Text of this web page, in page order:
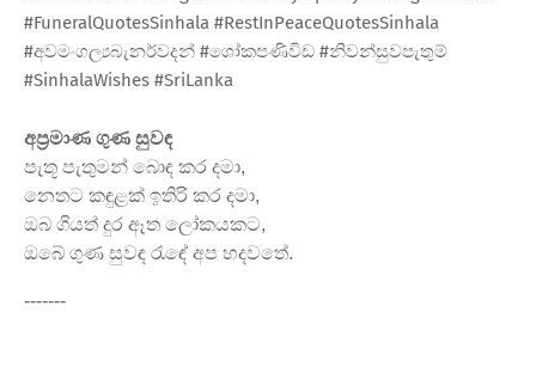
#FuneralQuotesSinhala #RestInPeaceQuotesSinhala
#අවමංගල්‍යබැනර්වදන් #ශෝකපණිවිඩ #නිවන්සුවපැතුම්
#SinhalaWishes #SriLanka
අප්‍රමාණ ගුණ සුවඳ
පැතූ පැතුමන් බොඳ කර දමා,
නෙතට කඳුළක් ඉතිරි කර දමා,
ඔබ ගියත් දුර ඈත ලෝකයකට,
ඔබේ ගුණ සුවඳ රැඳේ අප හදවතේ.
-------